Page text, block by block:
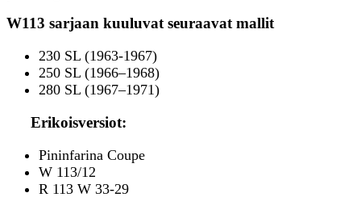
W113 sarjaan kuuluvat seuraavat mallit
230 SL (1963-1967)
250 SL (1966–1968)
280 SL (1967–1971)
Erikoisversiot:
Pininfarina Coupe
W 113/12
R 113 W 33-29